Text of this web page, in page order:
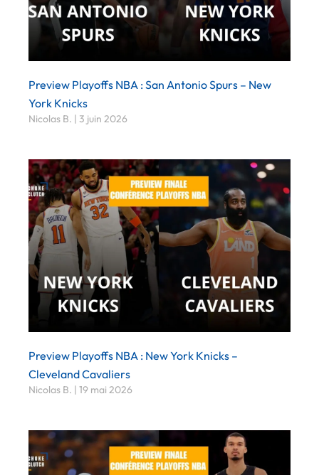
Preview Playoffs NBA : San Antonio Spurs – New
York Knicks
Nicolas B. 3 juin 2026
Preview Playoffs NBA : New York Knicks –
Cleveland Cavaliers
Nicolas B. 19 mai 2026